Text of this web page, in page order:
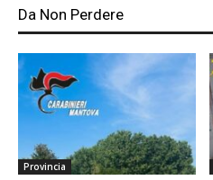
Da Non Perdere
Provincia